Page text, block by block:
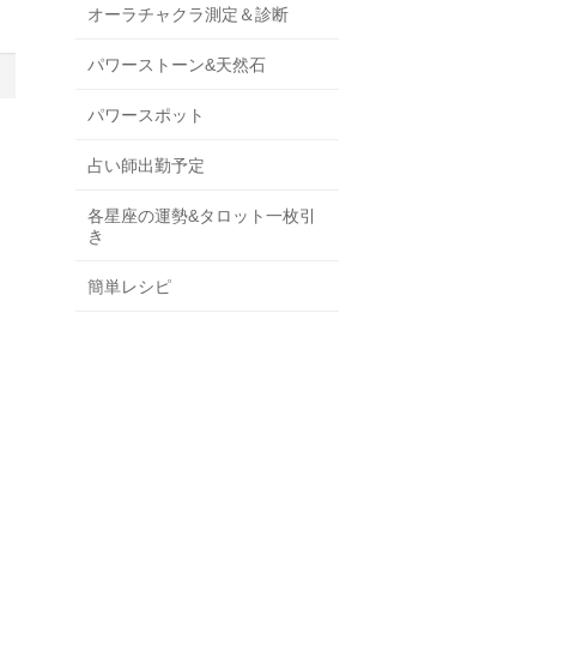
オーラチャクラ測定＆診断
パワーストーン&天然石
パワースポット
占い師出勤予定
各星座の運勢&タロット一枚引
き
簡単レシピ